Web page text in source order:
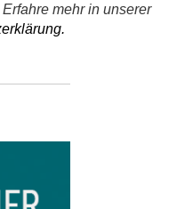
mehr in unserer